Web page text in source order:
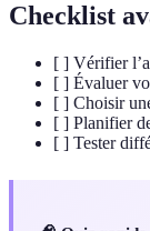
Checklist
[ ] Vérifier
[ ] Évaluer
[ ] Choisir
[ ] Planifier
[ ] Tester